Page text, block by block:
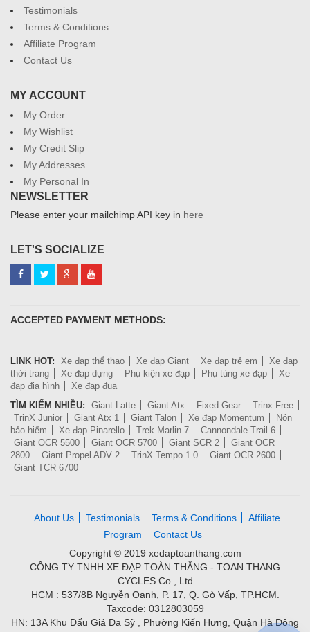
Testimonials
Terms & Conditions
Affiliate Program
Contact Us
MY ACCOUNT
My Order
My Wishlist
My Credit Slip
My Addresses
My Personal In
NEWSLETTER
Please enter your mailchimp API key in here
LET'S SOCIALIZE
ACCEPTED PAYMENT METHODS:
LINK HOT: Xe đạp thể thao Xe đạp Giant Xe đạp trẻ em
Xe đạp
thời trang
Xe đạp dựng Phụ kiện xe đạp Phụ tùng xe đạp
Xe
đạp địa hình
Xe đạp đua
TÌM KIẾM NHIỀU:
Giant Latte Giant Atx Fixed Gear
Trinx Free
TrinX Junior
Giant Atx 1 Giant Talon Xe đạp Momentum
Nón
bảo hiểm
Xe đạp Pinarello Trek Marlin 7
Cannondale Trail 6
Giant OCR 5500
Giant OCR 5700 Giant SCR 2
Giant OCR
2800
Giant Propel ADV 2 TrinX Tempo 1.0
Giant OCR 2600
Giant TCR 6700
About Us Testimonials Terms & Conditions
Affiliate
Program
Contact Us
Copyright © 2019 xedaptoanthang.com
CÔNG TY TNHH XE ĐẠP TOÀN THẮNG - TOAN THANG
CYCLES Co., Ltd
HCM : 537/8B Nguyễn Oanh, P. 17, Q. Gò Vấp, TP.HCM.
Taxcode: 0312803059
HN: 13A Khu Đấu Giá Đa Sỹ , Phường Kiến Hưng, Quận Hà Đông